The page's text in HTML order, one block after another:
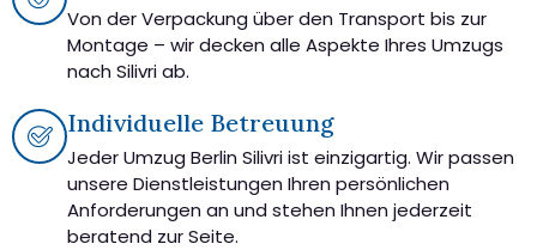
Von der Verpackung über den Transport bis zur
Montage – wir decken alle Aspekte Ihres Umzugs
nach Silivri ab.
Individuelle Betreuung
Jeder Umzug Berlin Silivri ist einzigartig. Wir passen
unsere Dienstleistungen Ihren persönlichen
Anforderungen an und stehen Ihnen jederzeit
beratend zur Seite.